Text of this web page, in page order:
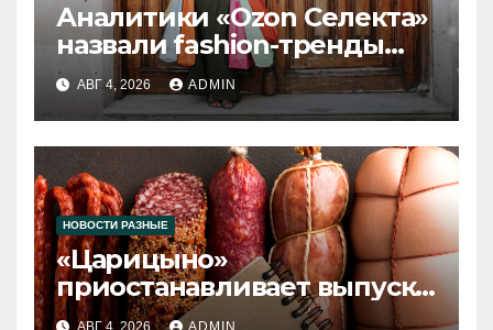
Аналитики «Ozon Селекта»
назвали fashion-тренды
2026 года
АВГ 4, 2026 ADMIN
НОВОСТИ РАЗНЫЕ
«Царицыно»
приостанавливает выпуск
продукции